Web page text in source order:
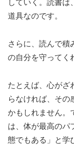
していく。読書は
道具なのです。
さらに、読んで積
の自分を守ってく
たとえば、心がざ
らなければ、その
かもしれません。
は、体が最高のパ
態でもある」と学